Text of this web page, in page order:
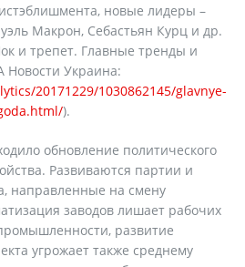
новые лидеры –
Макрон, Себастьян Курц и др.
и трепет. Главные тренды и
Новости Украина:
20171229/1030862145/glavnye-
).
обновление политического
Развиваются партии и
направленные на смену
заводов лишает рабочих
развитие
угрожает также среднему